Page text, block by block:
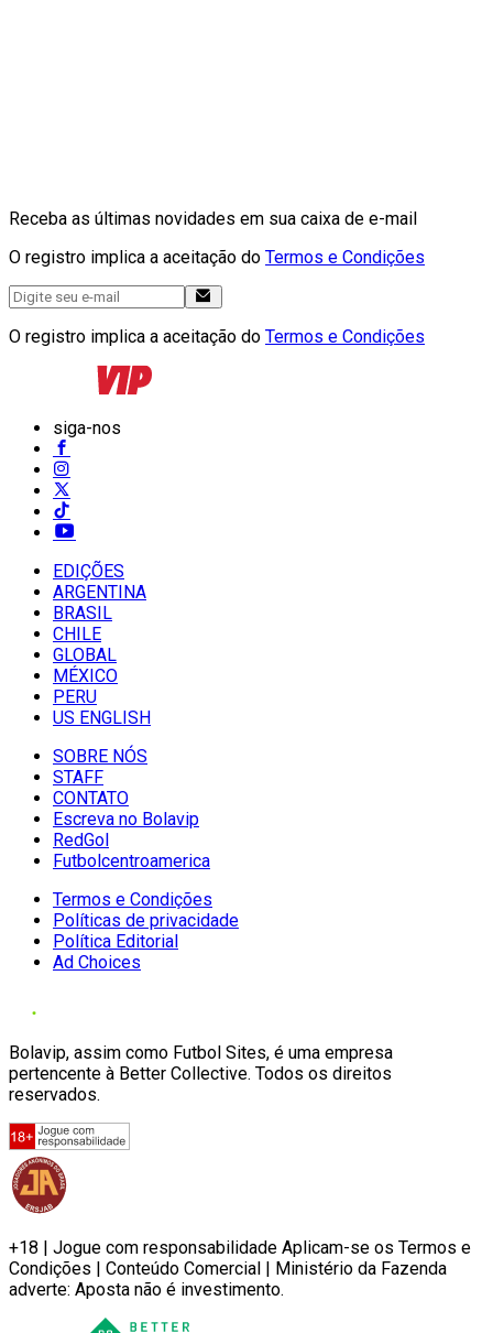
Receba as últimas novidades em sua caixa de e-mail
O registro implica a aceitação do Termos e Condições
O registro implica a aceitação do Termos e Condições
siga-nos
EDIÇÕES
ARGENTINA
BRASIL
CHILE
GLOBAL
MÉXICO
PERU
US ENGLISH
SOBRE NÓS
STAFF
CONTATO
Escreva no Bolavip
RedGol
Futbolcentroamerica
Termos e Condições
Políticas de privacidade
Política Editorial
Ad Choices
Bolavip, assim como Futbol Sites, é uma empresa
pertencente à Better Collective. Todos os direitos
reservados.
+18 | Jogue com responsabilidade Aplicam-se os Termos e
Condições | Conteúdo Comercial | Ministério da Fazenda
adverte: Aposta não é investimento.